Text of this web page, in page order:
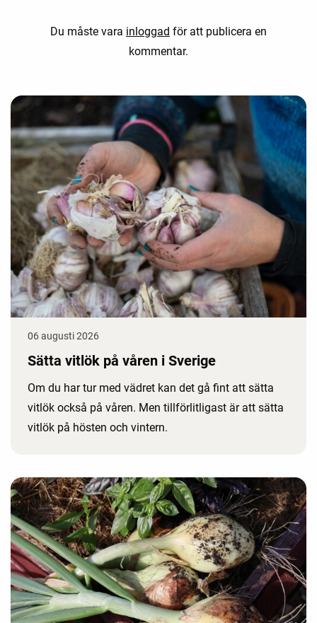
Du måste vara inloggad för att publicera en
kommentar.
06 augusti 2026
Sätta vitlök på våren i Sverige
Om du har tur med vädret kan det gå fint att sätta
vitlök också på våren. Men tillförlitligast är att sätta
vitlök på hösten och vintern.